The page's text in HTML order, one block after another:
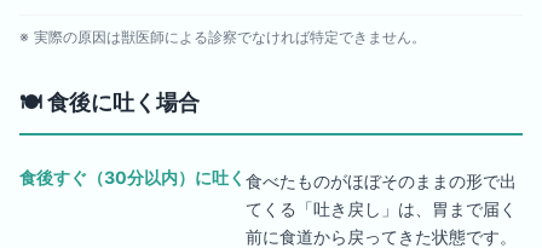
※ 実際の原因は獣医師による診察でなければ特定できません。
🍽️食後に吐く場合
食後すぐ（30分以内）に吐く 食べたものがほぼそのままの形で出
てくる「吐き戻し」は、胃まで届く
前に食道から戻ってきた状態です。